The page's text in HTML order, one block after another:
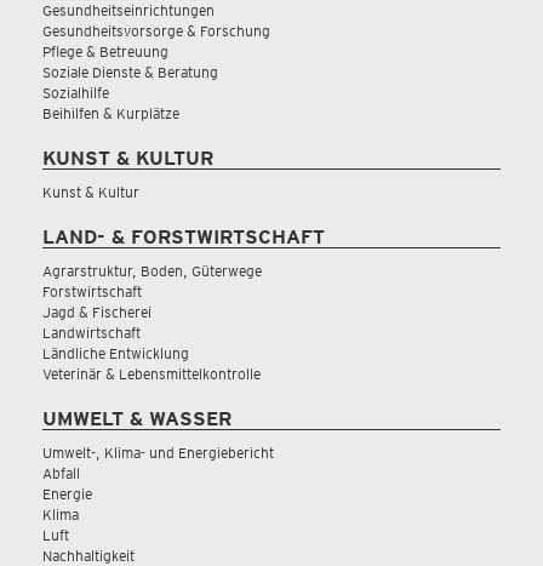
Gesundheitseinrichtungen
Gesundheitsvorsorge & Forschung
Pflege & Betreuung
Soziale Dienste & Beratung
Sozialhilfe
Beihilfen & Kurplätze
KUNST & KULTUR
Kunst & Kultur
LAND- & FORSTWIRTSCHAFT
Agrarstruktur, Boden, Güterwege
Forstwirtschaft
Jagd & Fischerei
Landwirtschaft
Ländliche Entwicklung
Veterinär & Lebensmittelkontrolle
UMWELT & WASSER
Umwelt-, Klima- und Energiebericht
Abfall
Energie
Klima
Luft
Nachhaltigkeit